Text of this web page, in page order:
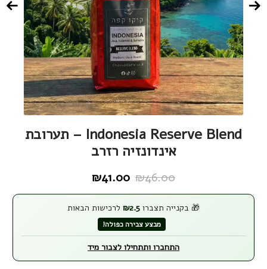
Indonesia Reserve Blend – תערובת
אינדונזיה רזרב
₪46.00
המחיר
היה:
₪46.00.
₪41.00
המחיר
הוא:
₪41.00.
🎁 בקנייה תצברו ₪2.5 לרכישות הבאות
מבצע צבירה כפולה!
התחברו ותתחילו לצבור מיד